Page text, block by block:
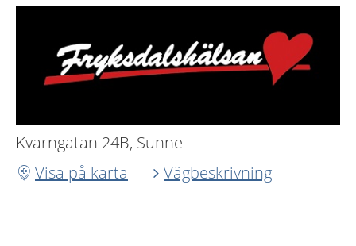
Kvarngatan 24B, Sunne
Visa på karta
Vägbeskrivning